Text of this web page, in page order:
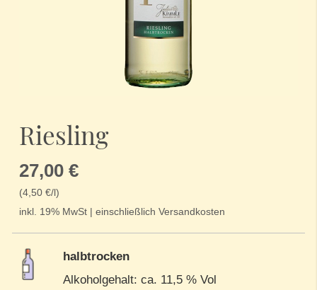
der
Bildergalerie
Riesling
27,00 €
(4,50 €/l)
inkl. 19% MwSt | einschließlich Versandkosten
halbtrocken
Alkoholgehalt: ca. 11,5 % Vol